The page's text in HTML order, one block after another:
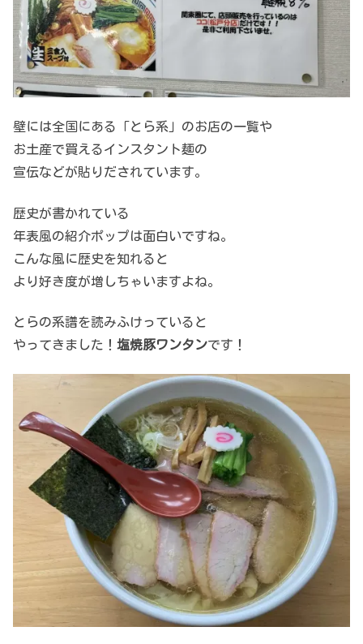
壁には全国にある「とら系」のお店の一覧や
お土産で買えるインスタント麺の
宣伝などが貼りだされています。
歴史が書かれている
年表風の紹介ポップは面白いですね。
こんな風に歴史を知れると
より好き度が増しちゃいますよね。
とらの系譜を読みふけっていると
やってきました！ 塩焼豚ワンタンです！